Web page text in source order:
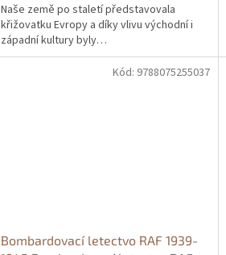
Naše země po staletí představovala
křižovatku Evropy a díky vlivu východní i
západní kultury byly…
Bombardovací letectvo RAF 1939-
Kód: 9788075255037